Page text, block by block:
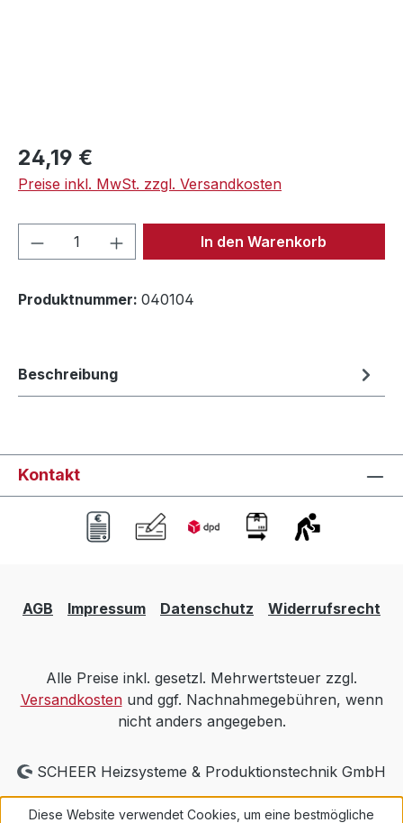
Regulärer Preis:
24,19 €
Preise inkl. MwSt. zzgl. Versandkosten
Produkt Anzahl: Gib denIn den Warenkorb
Produktnummer: 040104
Beschreibung
Kontakt
AGB Impressum Datenschutz Widerrufsrecht
Alle Preise inkl. gesetzl. Mehrwertsteuer zzgl.
Versandkostenund ggf. Nachnahmegebühren, wenn
nicht anders angegeben.
SCHEER Heizsysteme & Produktionstechnik GmbH
Diese Website verwendet Cookies, um eine bestmögliche